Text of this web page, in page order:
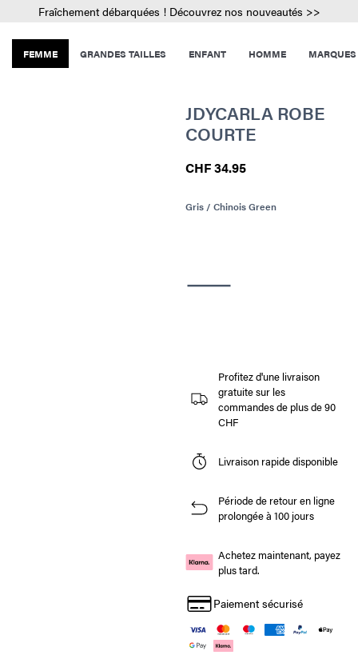
Fraîchement débarquées ! Découvrez nos nouveautés >>
FEMME GRANDES TAILLES ENFANT HOMME MARQUES
JDYCARLA ROBE
COURTE
CHF 34.95
Gris / Chinois Green
Profitez d'une livraison
gratuite sur les
commandes de plus de 90
CHF
Livraison rapide disponible
Période de retour en ligne
prolongée à 100 jours
Achetez maintenant, payez
plus tard.
Paiement sécurisé